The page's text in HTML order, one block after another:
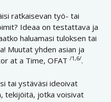
ratkaisevan työ- tai
Ideaa on testattava ja
haluamasi tuloksen tai
Muutat yhden asian ja
at a Time, OFAT /1,6/.
tai ystäväsi ideoivat
tekijöitä, jotka voisivat